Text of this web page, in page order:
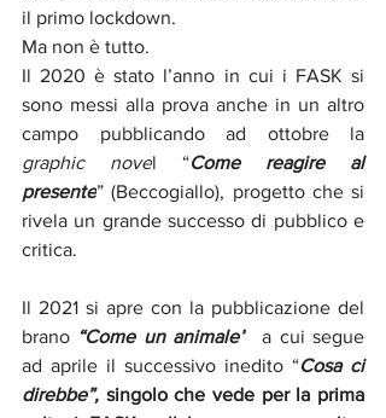
il primo lockdown.
Ma non è tutto.
Il 2020 è stato l’anno in cui i FASK si
sono messi alla prova anche in un altro
graphic novel “Come reagire al
presente” (Beccogiallo), progetto che si
rivela un grande successo di pubblico e
critica.
Il 2021 si apre con la pubblicazione del
brano “Come un animale”
  a cui segue
ad aprile il successivo inedito “Cosa ci
direbbe”, singolo che vede per la prima